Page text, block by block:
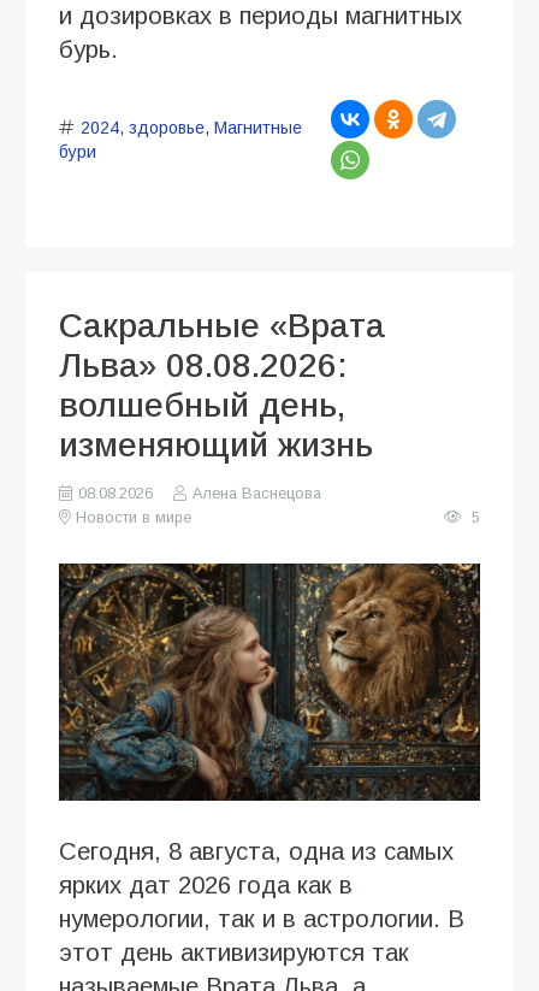
и дозировках в периоды магнитных
бурь.
2024, здоровье, Магнитные
бури
Сакральные «Врата
Льва» 08.08.2026:
волшебный день,
изменяющий жизнь
08.08.2026
Алена Васнецова
Новости в мире
5
Сегодня, 8 августа, одна из самых
ярких дат 2026 года как в
нумерологии, так и в астрологии. В
этот день активизируются так